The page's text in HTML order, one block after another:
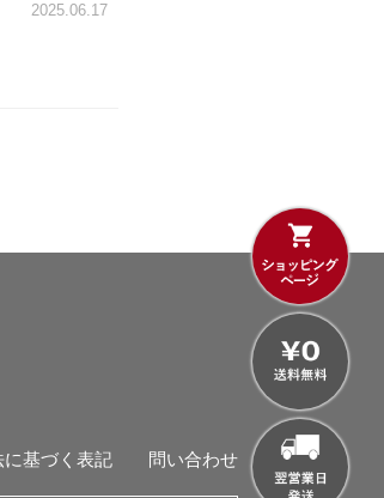
2025.06.17
基づく表記 問い合わせ